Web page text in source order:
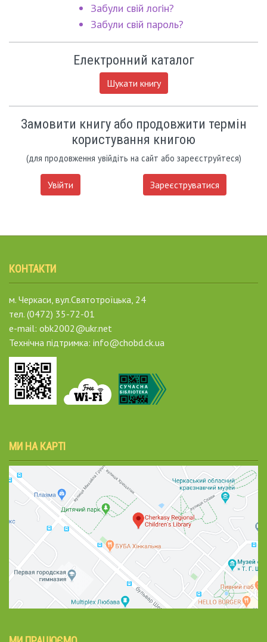
Забули свій логін?
Забули свій пароль?
Електронний каталог
Шукати книгу
Замовити книгу або продовжити термін
користування книгою
(для продовження увійдіть на сайт або зареєструйтеся)
Увійти Зареєструватися
КОНТАКТИ
м. Черкаси, вул.Святотроїцька, 24
тел. (0472) 35-72-01
e-mail: obk2002@ukr.net
Технічна підтримка: info@chobd.ck.ua
МИ НА КАРТІ